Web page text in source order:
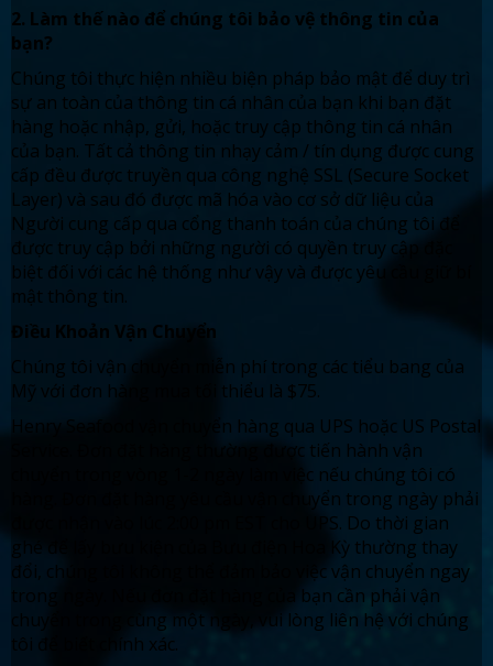
2. Làm thế nào để chúng tôi bảo vệ thông tin của
bạn?
Chúng tôi thực hiện nhiều biện pháp bảo mật để duy trì
sự an toàn của thông tin cá nhân của bạn khi bạn đặt
hàng hoặc nhập, gửi, hoặc truy cập thông tin cá nhân
của bạn. Tất cả thông tin nhạy cảm / tín dụng được cung
cấp đều được truyền qua công nghệ SSL (Secure Socket
Layer) và sau đó được mã hóa vào cơ sở dữ liệu của
Người cung cấp qua cổng thanh toán của chúng tôi để
được truy cập bởi những người có quyền truy cập đặc
biệt đối với các hệ thống như vậy và được yêu cầu giữ bí
mật thông tin.
Điều Khoản Vận Chuyển
Chúng tôi vận chuyển miễn phí trong các tiểu bang của
Mỹ với đơn hàng mua tối thiểu là $75.
Henry Seafood vận chuyển hàng qua UPS hoặc US Postal
Service. Đơn đặt hàng thường được tiến hành vận
chuyển trong vòng 1-2 ngày làm việc nếu chúng tôi có
hàng. Đơn đặt hàng yêu cầu vận chuyển trong ngày phải
được nhận vào lúc 2:00 pm EST cho UPS. Do thời gian
ghé để lấy bưu kiện của Bưu điện Hoa Kỳ thường thay
đổi, chúng tôi không thể đảm bảo việc vận chuyển ngay
trong ngày. Nếu đơn đặt hàng của bạn cần phải vận
chuyển trong cùng một ngày, vui lòng liên hệ với chúng
tôi để biết chính xác.